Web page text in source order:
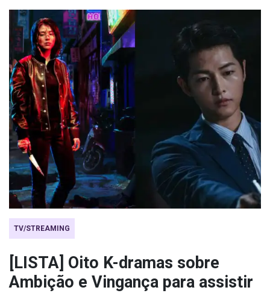
TV/STREAMING
[LISTA] Oito K-dramas sobre
Ambição e Vingança para assistir